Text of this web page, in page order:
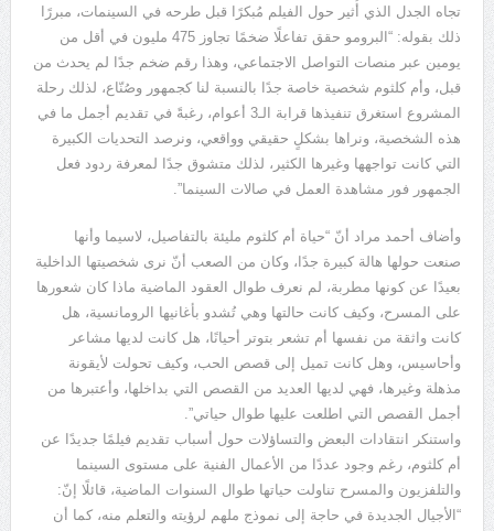
تجاه الجدل الذي أُثير حول الفيلم مُبكرًا قبل طرحه في السينمات، مبررًا
ذلك بقوله: “البرومو حقق تفاعلًا ضخمًا تجاوز 475 مليون في أقل من
يومين عبر منصات التواصل الاجتماعي، وهذا رقم ضخم جدًا لم يحدث من
قبل، وأم كلثوم شخصية خاصة جدًا بالنسبة لنا كجمهور وصُنّاع، لذلك رحلة
المشروع استغرق تنفيذها قرابة الـ3 أعوام، رغبةً في تقديم أجمل ما في
هذه الشخصية، ونراها بشكلٍ حقيقي وواقعي، ونرصد التحديات الكبيرة
التي كانت تواجهها وغيرها الكثير، لذلك متشوق جدًا لمعرفة ردود فعل
الجمهور فور مشاهدة العمل في صالات السينما”.
وأضاف أحمد مراد أنّ “حياة أم كلثوم مليئة بالتفاصيل، لاسيما وأنها
صنعت حولها هالة كبيرة جدًا، وكان من الصعب أنّ نرى شخصيتها الداخلية
بعيدًا عن كونها مطربة، لم نعرف طوال العقود الماضية ماذا كان شعورها
على المسرح، وكيف كانت حالتها وهي تُشدو بأغانيها الرومانسية، هل
كانت واثقة من نفسها أم تشعر بتوتر أحيانًا، هل كانت لديها مشاعر
وأحاسيس، وهل كانت تميل إلى قصص الحب، وكيف تحولت لأيقونة
مذهلة وغيرها، فهي لديها العديد من القصص التي بداخلها، وأعتبرها من
أجمل القصص التي اطلعت عليها طوال حياتي”.
واستنكر انتقادات البعض والتساؤلات حول أسباب تقديم فيلمًا جديدًا عن
أم كلثوم، رغم وجود عددًا من الأعمال الفنية على مستوى السينما
والتلفزيون والمسرح تناولت حياتها طوال السنوات الماضية، قائلًا إنّ:
“الأجيال الجديدة في حاجة إلى نموذج ملهم لرؤيته والتعلم منه، كما أن